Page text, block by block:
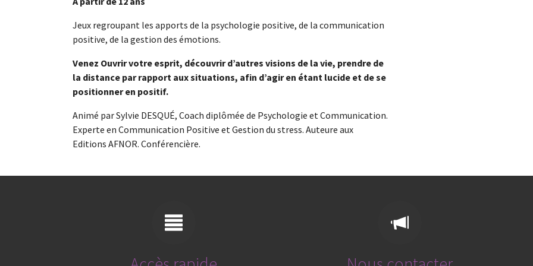
Jeux regroupant les apports de la psychologie positive, de la communication
positive, de la gestion des émotions.
Venez Ouvrir votre esprit, découvrir d’autres visions de la vie, prendre de
la distance par rapport aux situations, afin d’agir en étant lucide et de se
positionner en positif.
Animé par Sylvie DESQUÉ, Coach diplômée de Psychologie et Communication.
Experte en Communication Positive et Gestion du stress. Auteure aux
Editions AFNOR. Conférencière.